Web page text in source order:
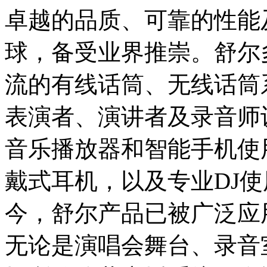
卓越的品质、可靠的性
球，备受业界推崇。舒
流的有线话筒、无线话
表演者、演讲者及录音
音乐播放器和智能手机
戴式耳机，以及专业DJ
今，舒尔产品已被广泛
无论是演唱会舞台、录